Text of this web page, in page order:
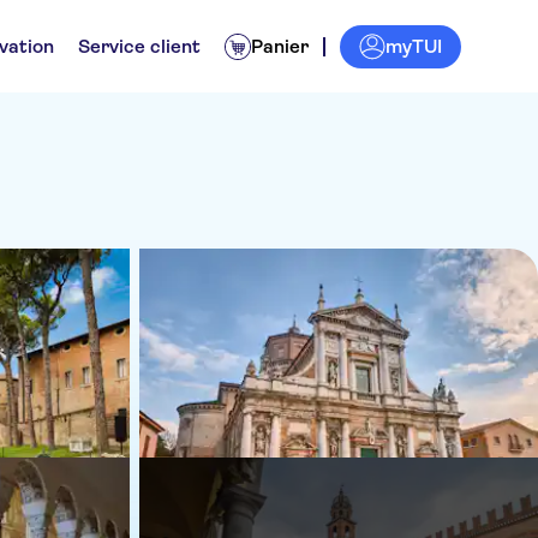
Service client Panier myTUI